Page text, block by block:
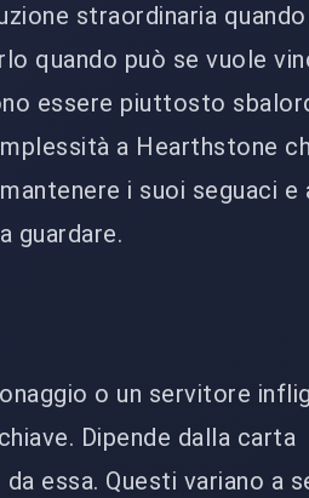
straordinaria quando
quando può se vuole
essere piuttosto
a Hearthstone
i suoi seguaci e
guardare.
o un servitore
Dipende dalla carta
essa. Questi variano a